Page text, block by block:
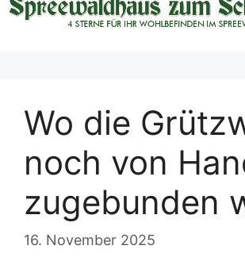
Wo die
noch von
zugebunden
16. November 2025